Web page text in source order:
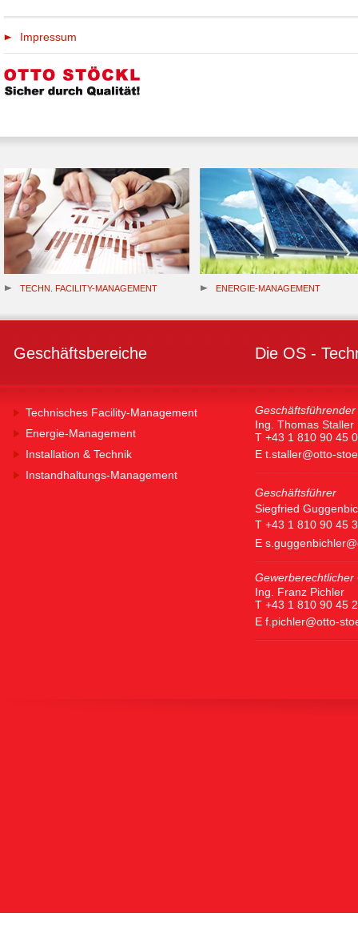
Impressum
TECHN. FACILITY-MANAGEMENT ENERGIE-MANAGEMENT
Geschäftsbereiche Die OS -
Technisches Facility-Management
Energie-Management
Installation & Technik
Instandhaltungs-Management
Ing. Thomas Staller
T +43 1 810 90 45 0
E t.staller@otto-
Geschäftsführer
Siegfried
T +43 1 810 90 45
E
Gewerberechtlicher
Ing. Franz Pichler
T +43 1 810 90 45
E f.pichler@otto-